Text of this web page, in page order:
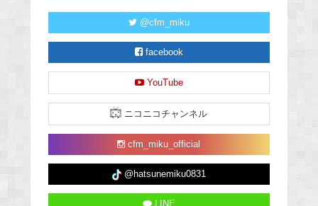
@cfm_miku
facebook
YouTube
ニコニコチャンネル
cfm_miku_official
@hatsunemiku0831
LINE